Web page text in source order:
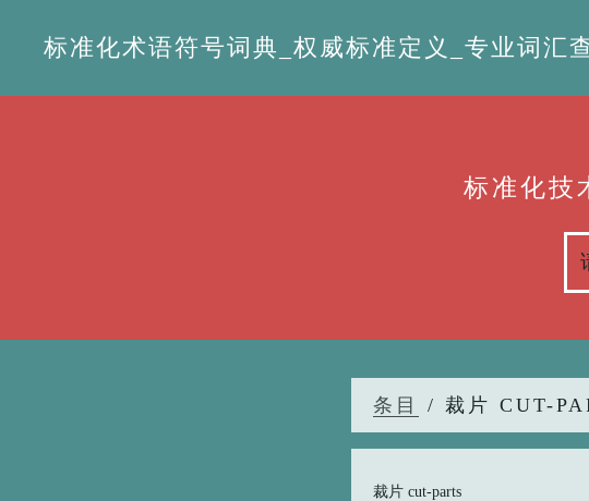
标准化术语符号词典_权威标准定义_专业词汇
标准化技
条目 / 裁片 CUT-
裁片 cut-parts